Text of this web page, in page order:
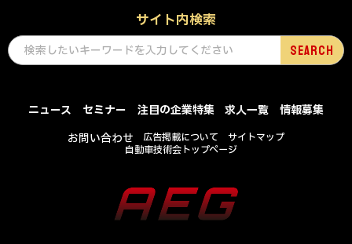
サイト内検索
ニュース セミナー 注目の企業特集 求人一覧
情報募集
お問い合わせ
広告掲載について
サイトマップ
自動車技術会トップページ